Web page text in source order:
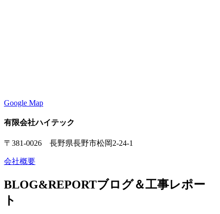
Google Map
有限会社ハイテック
〒381-0026 長野県長野市松岡2-24-1
会社概要
BLOG&REPORTブログ＆工事レポー
ト